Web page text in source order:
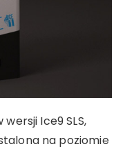
Ice9 SLS,
na poziomie